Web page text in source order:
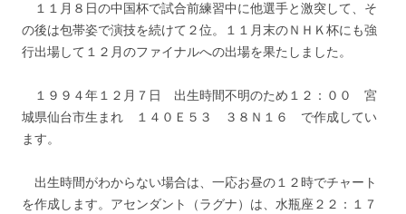
１１月８日の中国杯で試合前練習中に他選手と激突して、そ
の後は包帯姿で演技を続けて２位。１１月末のＮＨＫ杯にも強
行出場して１２月のファイナルへの出場を果たしました。
１９９４年１２月７日 出生時間不明のため１２：００ 宮
城県仙台市生まれ １４０Ｅ５３ ３８Ｎ１６ で作成してい
ます。
出生時間がわからない場合は、一応お昼の１２時でチャート
を作成します。アセンダント（ラグナ）は、水瓶座２２：１７